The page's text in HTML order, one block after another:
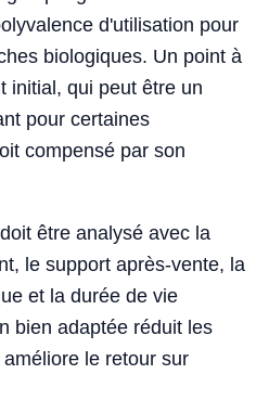
d'utilisation pour
biologiques. Un point à
initial, qui peut être un
pour certaines
compensé par son
être analysé avec la
le support après-vente, la
et la durée de vie
bien adaptée réduit les
le retour sur